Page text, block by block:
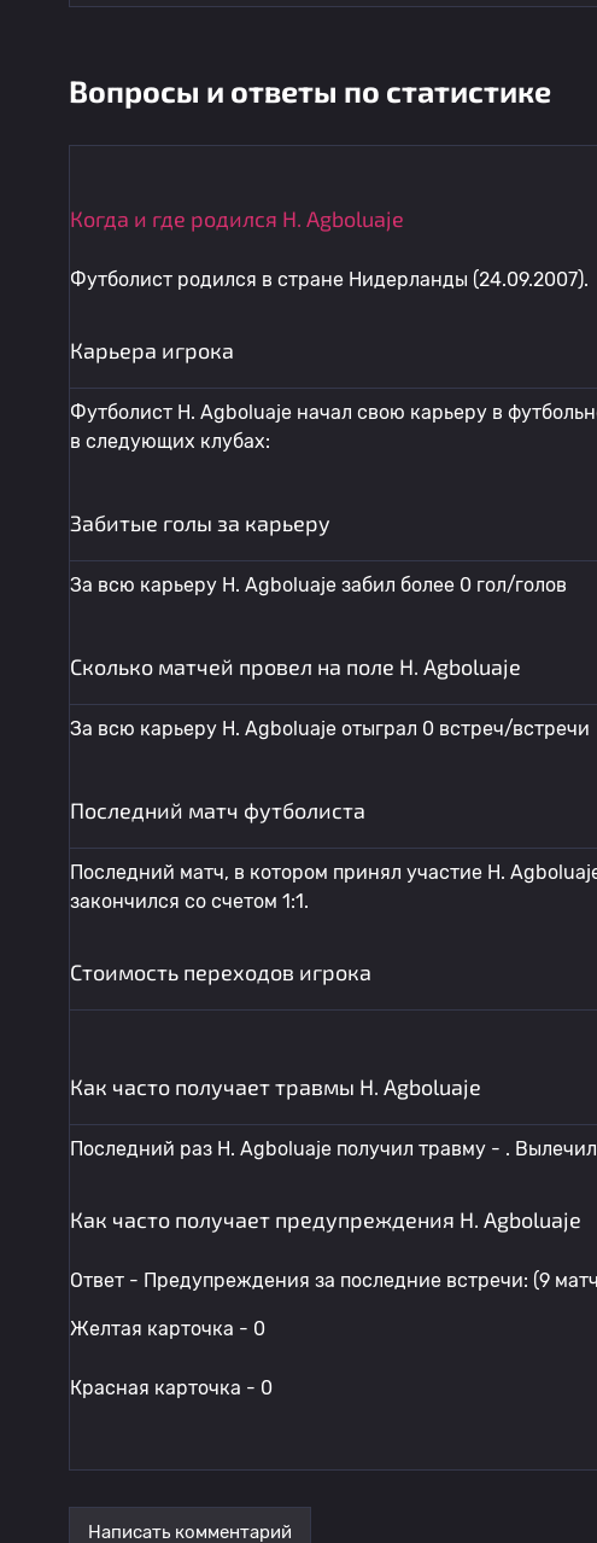
Вопросы и ответы по статистике
Когда и где родился H. Agboluaje
Футболист родился в стране Нидерланды (24.09.2007).
Карьера игрока
Футболист H. Agboluaje начал свою карьеру в
в следующих клубах:
Забитые голы за карьеру
За всю карьеру H. Agboluaje забил более 0 гол/голов
Сколько матчей провел на поле H. Agboluaje
За всю карьеру H. Agboluaje отыграл 0 встреч/встречи
Последний матч футболиста
Последний матч, в котором принял участие H.
закончился со счетом 1:1.
Стоимость переходов игрока
Как часто получает травмы H. Agboluaje
Последний раз H. Agboluaje получил травму - .
Как часто получает предупреждения H. Agboluaje
Ответ - Предупреждения за последние встречи: (9
Желтая карточка - 0
Красная карточка - 0
Написать комментарий